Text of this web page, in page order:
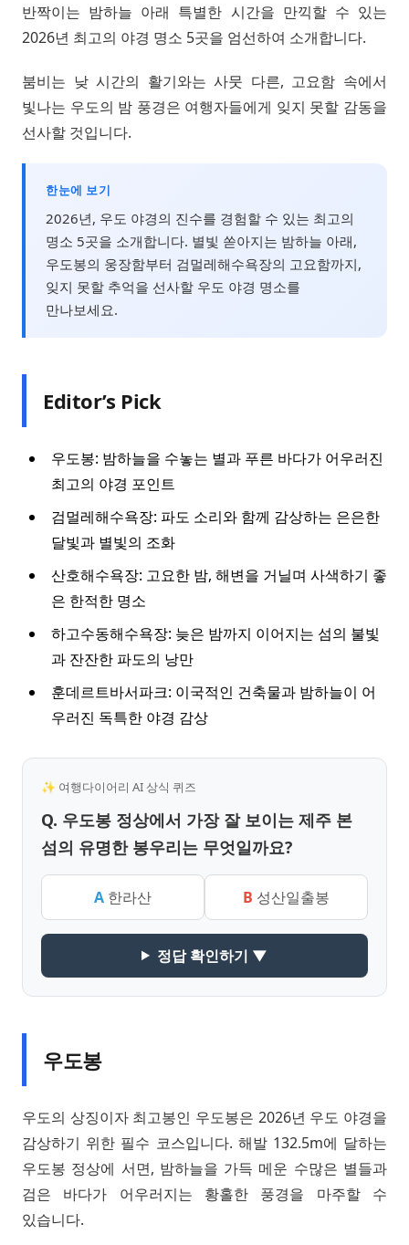
반짝이는 밤하늘 아래 특별한 시간을 만끽할 수 있는
2026년 최고의 야경 명소 5곳을 엄선하여 소개합니다.
붐비는 낮 시간의 활기와는 사뭇 다른, 고요함 속에서
빛나는 우도의 밤 풍경은 여행자들에게 잊지 못할 감동을
선사할 것입니다.
한눈에 보기
2026년, 우도 야경의 진수를 경험할 수 있는 최고의
명소 5곳을 소개합니다. 별빛 쏟아지는 밤하늘 아래,
우도봉의 웅장함부터 검멀레해수욕장의 고요함까지,
잊지 못할 추억을 선사할 우도 야경 명소를
만나보세요.
Editor’s Pick
우도봉: 밤하늘을 수놓는 별과 푸른 바다가 어우러진
최고의 야경 포인트
검멀레해수욕장: 파도 소리와 함께 감상하는 은은한
달빛과 별빛의 조화
산호해수욕장: 고요한 밤, 해변을 거닐며 사색하기 좋
은 한적한 명소
하고수동해수욕장: 늦은 밤까지 이어지는 섬의 불빛
과 잔잔한 파도의 낭만
훈데르트바서파크: 이국적인 건축물과 밤하늘이 어
우러진 독특한 야경 감상
✨ 여행다이어리 AI 상식 퀴즈
Q. 우도봉 정상에서 가장 잘 보이는 제주 본
섬의 유명한 봉우리는 무엇일까요?
A 한라산 B 성산일출봉
정답 확인하기 ▼
우도봉
우도의 상징이자 최고봉인 우도봉은 2026년 우도 야경을
감상하기 위한 필수 코스입니다. 해발 132.5m에 달하는
우도봉 정상에 서면, 밤하늘을 가득 메운 수많은 별들과
검은 바다가 어우러지는 황홀한 풍경을 마주할 수
있습니다.